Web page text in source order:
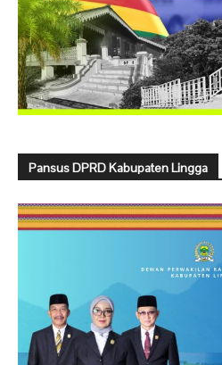
Pansus DPRD Kabupaten Lingga